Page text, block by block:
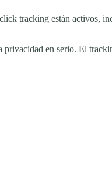
tracking están activos,
privacidad en serio. El